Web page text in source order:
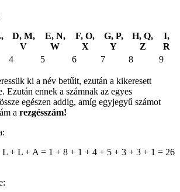
D, M,
V
E, N,
W
F, O,
X
G, P,
Y
H, Q,
Z
I,
R
4 5 6 7 8 9
ki a név betűit, ezután a kikeresett
Ezután ennek a számnak az egyes
egészen addig, amíg egyjegyű számot
a rezgésszám!
+ L + A = 1 + 8 + 1 + 4 + 5 + 3 + 3 + 1 = 26